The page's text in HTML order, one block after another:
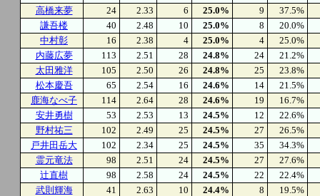
高橋来夢
24 2.33 6 25.0% 9
37.5%
謙吾楼
40 2.48 10 25.0% 8
20.0%
中村彰
16 2.38 4 25.0% 4
25.0%
内藤広夢
113 2.51 28 24.8% 24
21.2%
太田雅洋
105 2.50 26 24.8% 25
23.8%
松本慶吾
65 2.54 16 24.6% 14
21.5%
鹿海なべ子
114 2.64 28 24.6% 19
16.7%
安井勇樹
53 2.53 13 24.5% 12
22.6%
野村祐三
102 2.49 25 24.5% 27
26.5%
戸井田岳大
102 2.34 25 24.5% 35
34.3%
霊元竜法
98 2.51 24 24.5% 27
27.6%
辻直樹
98 2.58 24 24.5% 22
22.4%
武則輝海
41 2.63 10 24.4% 8
19.5%